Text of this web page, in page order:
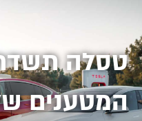
טסלה
המטענים